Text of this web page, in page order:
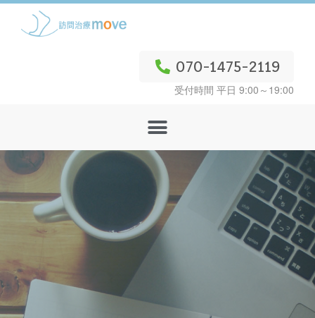
070-1475-2119
受付時間 平日 9:00～19:00